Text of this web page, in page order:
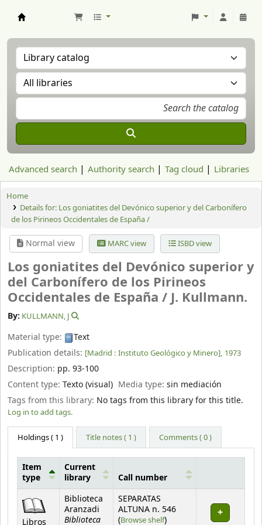
Advanced search Authority search Tag cloud Libraries
Home
Details for: Los goniatites del Devónico superior y del Carbonífero
de los Pirineos Occidentales de España /
Normal view MARC view ISBD view
Los goniatites del Devónico superior y
del Carbonífero de los Pirineos
Occidentales de España / J. Kullmann.
By: KULLMANN, J
Material type:
Text
Publication details: [Madrid : Instituto Geológico y Minero], 1973
Description: pp. 93-100
Content type: Texto (visual) Media type:sin mediación
Tags from this library: No tags from this library for this title.
Log in to add tags.
Holdings( 1 ) Title notes ( 1 ) Comments ( 0 )
Item
type
Current
library
Call number
Libros
Biblioteca
Aranzadi
Biblioteca
SEPARATAS
ALTUNA n. 546
(Browse shelf(Opens below)
)